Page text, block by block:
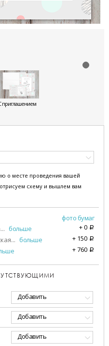
приглашением
о месте проведения вашей
схему и вышлем вам
фото бумаг
... больше +0 a
... больше + 150 a
+760 a
Добавить
Добавить
Добавить